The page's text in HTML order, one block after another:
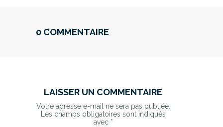
0 COMMENTAIRE
LAISSER UN COMMENTAIRE
Votre adresse e-mail ne sera pas publiée.
Les champs obligatoires sont indiqués
avec *